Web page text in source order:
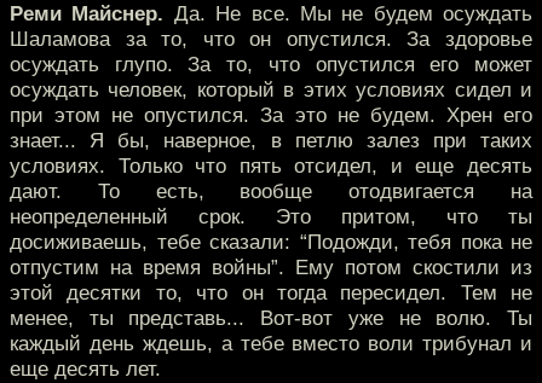
Реми Майснер. Да. Не все. Мы не будем осуждать
Шаламова за то, что он опустился. За здоровье
осуждать глупо. За то, что опустился его может
осуждать человек, который в этих условиях сидел и
при этом не опустился. За это не будем. Хрен его
знает... Я бы, наверное, в петлю залез при таких
условиях. Только что пять отсидел, и еще десять
дают. То есть, вообще отодвигается на
неопределенный срок. Это притом, что ты
досиживаешь, тебе сказали: “Подожди, тебя пока не
отпустим на время войны”. Ему потом скостили из
этой десятки то, что он тогда пересидел. Тем не
менее, ты представь... Вот-вот уже не волю. Ты
каждый день ждешь, а тебе вместо воли трибунал и
еще десять лет.